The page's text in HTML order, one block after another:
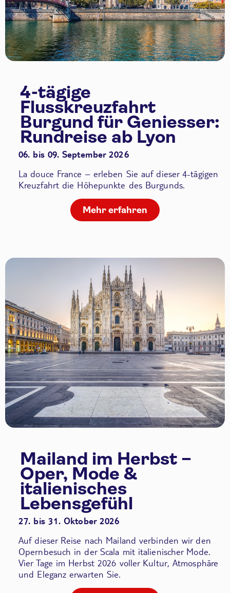
4-tägige
Flusskreuzfahrt
Burgund für Geniesser:
Rundreise ab Lyon
06. bis 09. September 2026
La douce France – erleben Sie auf dieser 4-tägigen
Kreuzfahrt die Höhepunkte des Burgunds.
Mehr erfahren
Mailand im Herbst –
Oper, Mode &
italienisches
Lebensgefühl
27. bis 31. Oktober 2026
Auf dieser Reise nach Mailand verbinden wir den
Opernbesuch in der Scala mit italienischer Mode.
Vier Tage im Herbst 2026 voller Kultur, Atmosphäre
und Eleganz erwarten Sie.